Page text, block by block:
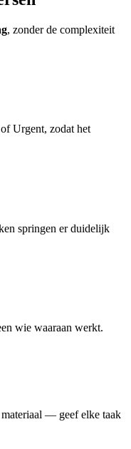
, zonder de complexiteit
Urgent, zodat het
springen er duidelijk
wie waaraan werkt.
— geef elke taak